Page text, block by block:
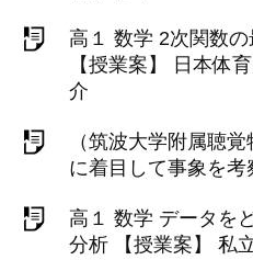
高１ 数学 2次関数
【授業案】 日本体
介
（筑波大学附属聴
に着目して事象を考
高１ 数学 データを
分析 【授業案】 私